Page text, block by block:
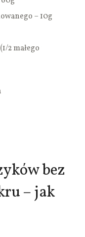
– 10g
2 małego
bez
– jak